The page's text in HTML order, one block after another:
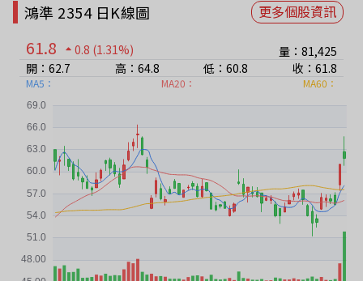
鴻準 2354 日K線圖 更多個股資訊
61.8 0.8 (1.31%)
量：81,425
開：62.7
高：64.8 低：60.8 收：61.8
MA5： MA20： MA60：